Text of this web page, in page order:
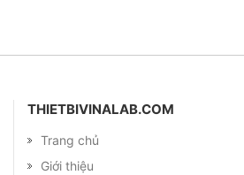
THIETBIVINALAB.COM
Trang chủ
Giới thiệu